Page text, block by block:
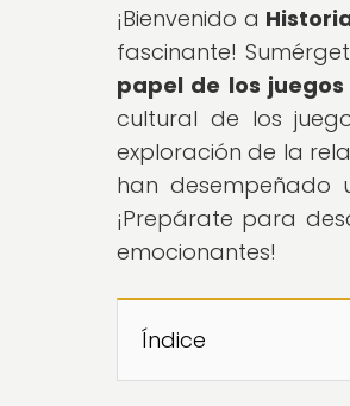
¡Bienvenido a
fascinante!
papel de los
cultural de los
exploración de la
han desempeñado
¡Prepárate para
emocionantes!
Índice